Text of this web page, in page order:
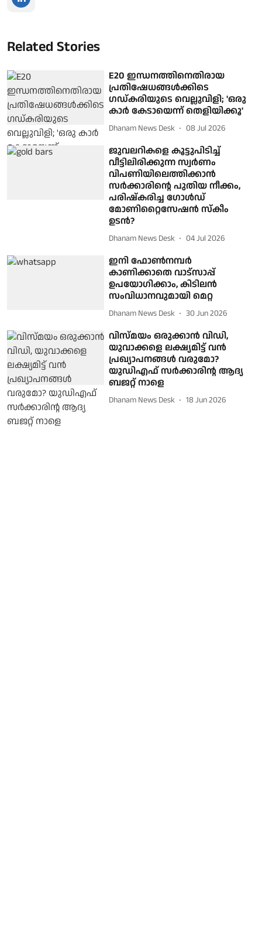
Related Stories
E20 ഇന്ധനത്തിനെതിരായ
പ്രതിഷേധങ്ങൾക്കിടെ
ഗഡ്കരിയുടെ വെല്ലുവിളി; 'ഒരു
കാർ കേടായെന്ന് തെളിയിക്കൂ'
Dhanam News Desk 08 Jul 2026
ജുവലറികളെ കൂട്ടുപിടിച്ച്
വീട്ടിലിരിക്കുന്ന സ്വര്‍ണം
വിപണിയിലെത്തിക്കാന്‍
സര്‍ക്കാരിന്റെ പുതിയ നീക്കം,
പരിഷ്‌കരിച്ച ഗോള്‍ഡ്
മോണിറ്റൈസേഷന്‍ സ്‌കീം
ഉടന്‍?
Dhanam News Desk 04 Jul 2026
ഇനി ഫോണ്‍നമ്പര്‍
കാണിക്കാതെ വാട്‌സാപ്പ്
ഉപയോഗിക്കാം, കിടിലന്‍
സംവിധാനവുമായി മെറ്റ
Dhanam News Desk 30 Jun 2026
വിസ്മയം ഒരുക്കാന്‍ വിഡി,
യുവാക്കളെ ലക്ഷ്യമിട്ട് വന്‍
പ്രഖ്യാപനങ്ങള്‍ വരുമോ?
യുഡിഎഫ് സര്‍ക്കാരിന്റ ആദ്യ
ബജറ്റ് നാളെ
Dhanam News Desk 18 Jun 2026